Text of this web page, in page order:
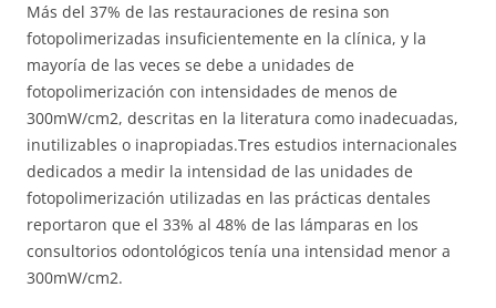
Más del 37% de las restauraciones de resina son
fotopolimerizadas insuficientemente en la clínica, y la
mayoría de las veces se debe a unidades de
fotopolimerización con intensidades de menos de
300mW/cm2, descritas en la literatura como inadecuadas,
inutilizables o inapropiadas.Tres estudios internacionales
dedicados a medir la intensidad de las unidades de
fotopolimerización utilizadas en las prácticas dentales
reportaron que el 33% al 48% de las lámparas en los
consultorios odontológicos tenía una intensidad menor a
300mW/cm2.